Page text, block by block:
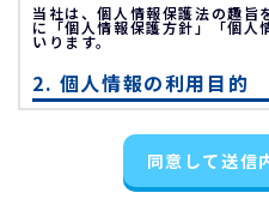
当社は、個人情報保護法の趣旨
に「個人情報保護方針」「個人
いります。
2. 個人情報の利用目的
不動産物件の調査
お申込の受付と管理
同意して送信